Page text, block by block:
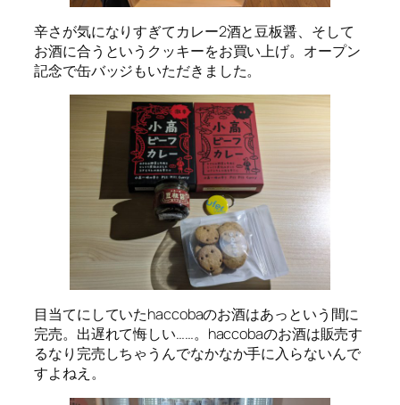
辛さが気になりすぎてカレー2酒と豆板醤、そして
お酒に合うというクッキーをお買い上げ。オープン
記念で缶バッジもいただきました。
目当てにしていたhaccobaのお酒はあっという間に
完売。出遅れて悔しい……。haccobaのお酒は販売す
るなり完売しちゃうんでなかなか手に入らないんで
すよねえ。